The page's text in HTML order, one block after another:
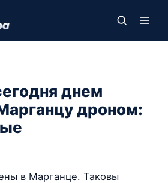
днем
дроном:
в Марганце. Таковы